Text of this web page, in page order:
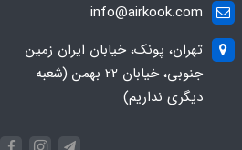
info@airkook.com
تهران، پونک، خیابان ایران زمین
جنوبی، خیابان 22 بهمن (شعبه
دیگری نداریم)